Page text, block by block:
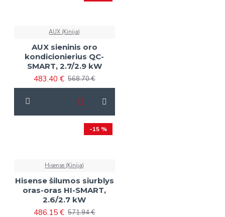
AUX (Kinija)
AUX sieninis oro
kondicionierius QC-
SMART, 2.7/2.9 kW
483.40 € 568.70 €
-15 %
Hisense (Kinija)
Hisense šilumos siurblys
oras-oras HI-SMART,
2.6/2.7 kW
486.15 € 571.94 €